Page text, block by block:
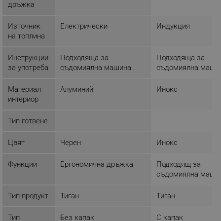
дръжка
Източник
на топлина
Електрически Индукция
Инструкции
за употреба
Подходяща за
съдомиялна машина
Подходяща за
съдомиялна
Материал
интериор
Алуминий Инокс
Тип готвене
Цвят Черен Инокс
Функции Ергономична дръжка
Подходящ за
съдомиялна
Тип продукт Тиган Тиган
Тип Без капак С капак
потребителско влизане и управление на
Име
Provider /
_nzm_nosubscribe_92166-7699
.alleop.bg
_sgf_session_id .alleop.bg